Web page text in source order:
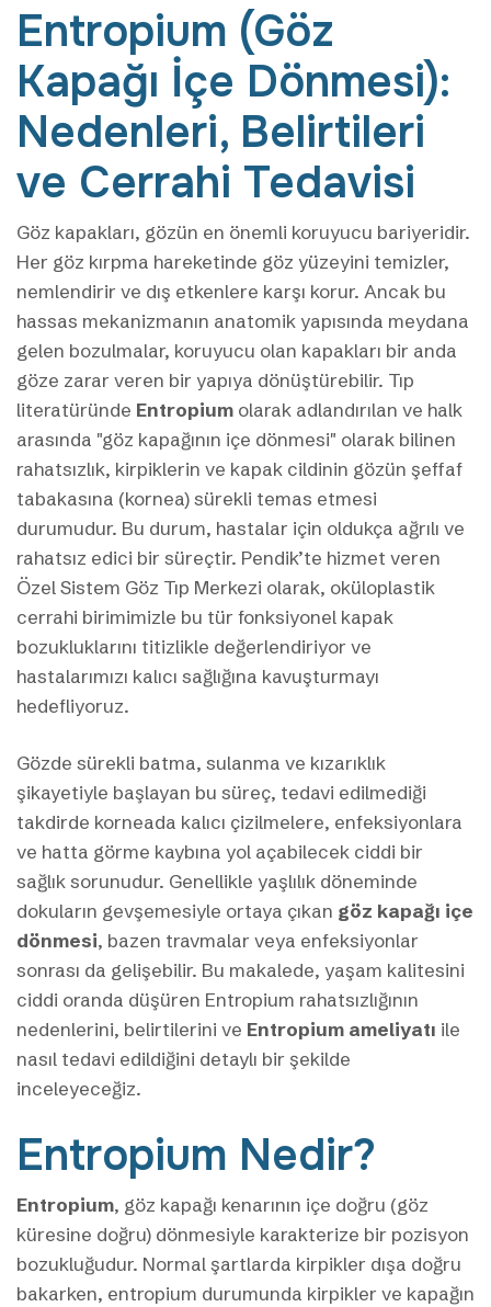
Entropium (Göz
Kapağı İçe Dönmesi):
Nedenleri, Belirtileri
ve Cerrahi Tedavisi
Göz kapakları, gözün en önemli koruyucu bariyeridir.
Her göz kırpma hareketinde göz yüzeyini temizler,
nemlendirir ve dış etkenlere karşı korur. Ancak bu
hassas mekanizmanın anatomik yapısında meydana
gelen bozulmalar, koruyucu olan kapakları bir anda
göze zarar veren bir yapıya dönüştürebilir. Tıp
literatüründe Entropium olarak adlandırılan ve halk
arasında "göz kapağının içe dönmesi" olarak bilinen
rahatsızlık, kirpiklerin ve kapak cildinin gözün şeffaf
tabakasına (kornea) sürekli temas etmesi
durumudur. Bu durum, hastalar için oldukça ağrılı ve
rahatsız edici bir süreçtir. Pendik’te hizmet veren
Özel Sistem Göz Tıp Merkezi olarak, oküloplastik
cerrahi birimimizle bu tür fonksiyonel kapak
bozukluklarını titizlikle değerlendiriyor ve
hastalarımızı kalıcı sağlığına kavuşturmayı
hedefliyoruz.
Gözde sürekli batma, sulanma ve kızarıklık
şikayetiyle başlayan bu süreç, tedavi edilmediği
takdirde korneada kalıcı çizilmelere, enfeksiyonlara
ve hatta görme kaybına yol açabilecek ciddi bir
sağlık sorunudur. Genellikle yaşlılık döneminde
dokuların gevşemesiyle ortaya çıkan göz kapağı içe
dönmesi, bazen travmalar veya enfeksiyonlar
sonrası da gelişebilir. Bu makalede, yaşam kalitesini
ciddi oranda düşüren Entropium rahatsızlığının
nedenlerini, belirtilerini ve Entropium ameliyatı ile
nasıl tedavi edildiğini detaylı bir şekilde
inceleyeceğiz.
Entropium Nedir?
Entropium, göz kapağı kenarının içe doğru (göz
küresine doğru) dönmesiyle karakterize bir pozisyon
bozukluğudur. Normal şartlarda kirpikler dışa doğru
bakarken, entropium durumunda kirpikler ve kapağın